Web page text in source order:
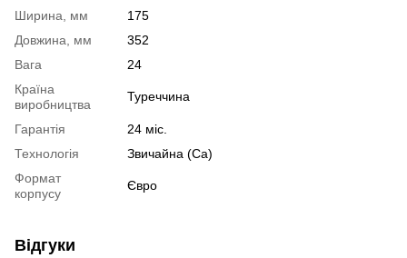
Ширина, мм
175
Довжина, мм
352
Вага
24
Країна
виробництва
Туреччина
Гарантія
24 міс.
Технологія
Звичайна (Ca)
Формат
корпусу
Євро
Відгуки